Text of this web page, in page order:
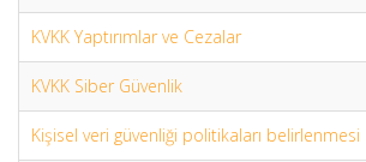
KVKK Yaptırımlar ve Cezalar
KVKK Siber Güvenlik
Kişisel veri güvenliği politikaları belirlenmesi